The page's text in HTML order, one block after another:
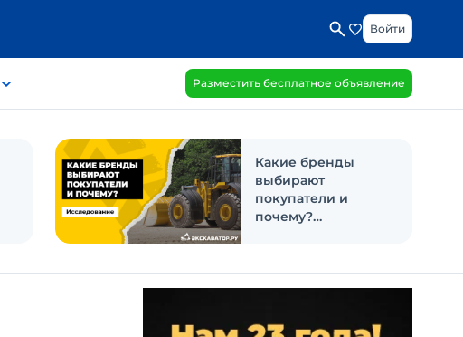
Войти
Разместить бесплатное объявление
Какие бренды
выбирают
покупатели и
почему?